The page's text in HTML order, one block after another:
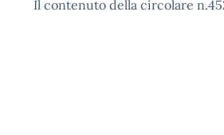
Il contenuto della circolare